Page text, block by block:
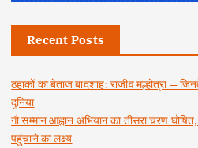
Recent Posts
ठहाकों का बेताज बादशाह: राजीव मल्होत्रा —
दुनिया
गौ सम्मान आह्वान अभियान का तीसरा चरण
पहुंचाने का लक्ष्य